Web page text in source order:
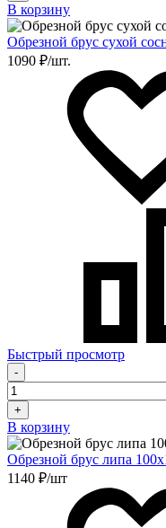
В корзину
Обрезной брус сухой
1090 ₽/шт.
Быстрый просмотр
-
+
В корзину
Обрезной брус липа
1140 ₽/шт